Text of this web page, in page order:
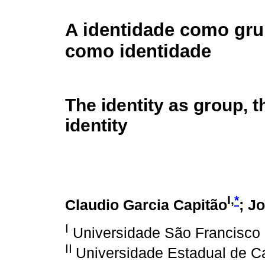
A identidade como
como identidade
The identity as group,
identity
Claudio Garcia CapitãoI,*;
I Universidade São Francisco
II Universidade Estadual de